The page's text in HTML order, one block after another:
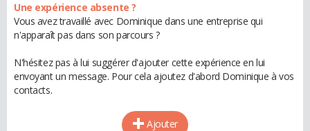
Une expérience absente ?
Vous avez travaillé avec Dominique dans une entreprise qui
n'apparaît pas dans son parcours ?
N'hésitez pas à lui suggérer d'ajouter cette expérience en lui
envoyant un message. Pour cela ajoutez d'abord Dominique à vos
contacts.
Ajouter